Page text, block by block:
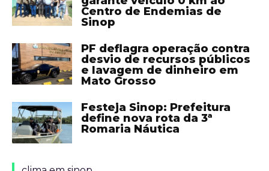
Centro de Endemias de
Sinop
PF deflagra operação contra
desvio de recursos públicos
e lavagem de dinheiro em
Mato Grosso
Festeja Sinop: Prefeitura
define nova rota da 3ª
Romaria Náutica